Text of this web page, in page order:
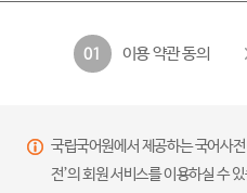
01 이용 약관 동의
국립국어원에서 제공하는 국어사
전’의 회원 서비스를 이용하실 수